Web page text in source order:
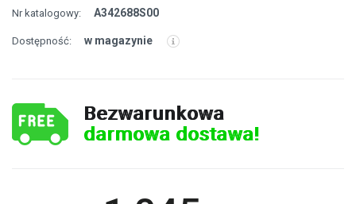
Nr katalogowy: A342688S00
Dostępność: w magazynie
Bezwarunkowa
darmowa dostawa!